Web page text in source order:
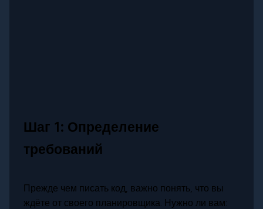
Шаг 1: Определение
требований
Прежде чем писать код, важно понять, что вы
ждёте от своего планировщика. Нужно ли вам: